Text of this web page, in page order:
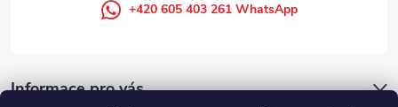
Informace pro vás
+420 605 403 261 WhatsApp